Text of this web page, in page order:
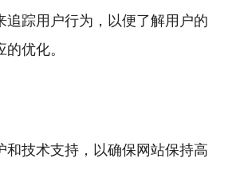
追踪用户行为，以便了解用户的
优化。
和技术支持，以确保网站保持高